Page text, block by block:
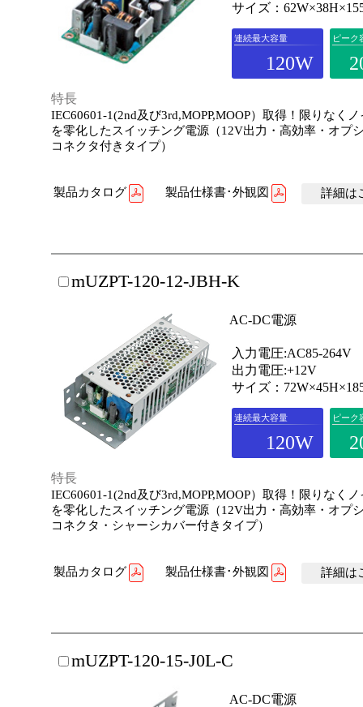
サイズ：
連続最大容量
120W
ピーク
特長
IEC60601-1(2nd及び3rd,MOPP,MOOP）取得！限りなく
を零化したスイッチング電源（12V出力・高効率・オプ
コネクタ付きタイプ）
製品カタログ 製品仕様書･外観図 詳細は
mUZPT-120-12-JBH-K
AC-DC電源
入力電圧:AC85-264V
出力電圧:+12V
サイズ：
連続最大容量
120W
ピーク
特長
IEC60601-1(2nd及び3rd,MOPP,MOOP）取得！限りなく
を零化したスイッチング電源（12V出力・高効率・オプ
コネクタ・シャーシカバー付きタイプ）
製品カタログ 製品仕様書･外観図 詳細は
mUZPT-120-15-J0L-C
AC-DC電源